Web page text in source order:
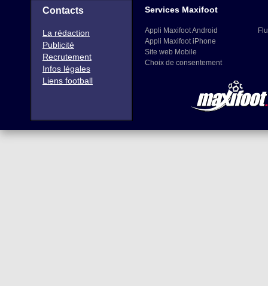
Contacts
La rédaction
Publicité
Recrutement
Infos légales
Liens football
Services Maxifoot
Appli Maxifoot Android
Appli Maxifoot iPhone
Site web Mobile
Choix de consentement